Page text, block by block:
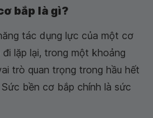
bắp là gì?
tác dụng lực của một cơ
lặp lại, trong một khoảng
trò quan trọng trong hầu hết
bền cơ bắp chính là sức